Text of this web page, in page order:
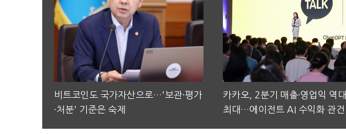
비트코인도 국가자산으로…'보관·평가
·처분' 기준은 숙제
카카오, 2분기 매출·영업익 역대
최대…에이전트 AI 수익화 관건